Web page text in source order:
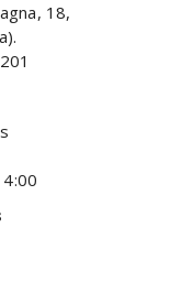
18,